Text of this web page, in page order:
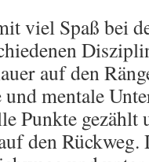
viel Spaß bei
auf den
mentale
Punkte gezählt
den